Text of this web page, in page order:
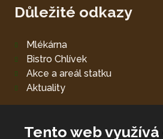
Důležité odkazy
Mlékárna
Bistro Chlívek
Akce a areál statku
Aktuality
Tento web